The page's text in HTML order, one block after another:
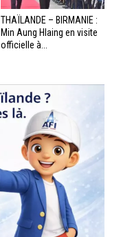
THAÏLANDE – BIRMANIE :
Min Aung Hlaing en visite
officielle à...